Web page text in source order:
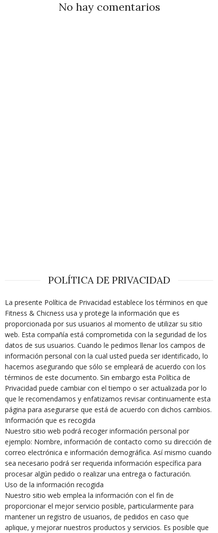
No hay comentarios
POLÍTICA DE PRIVACIDAD
La presente Política de Privacidad establece los términos en que
Fitness & Chicness usa y protege la información que es
proporcionada por sus usuarios al momento de utilizar su sitio
web. Esta compañía está comprometida con la seguridad de los
datos de sus usuarios. Cuando le pedimos llenar los campos de
información personal con la cual usted pueda ser identificado, lo
hacemos asegurando que sólo se empleará de acuerdo con los
términos de este documento. Sin embargo esta Política de
Privacidad puede cambiar con el tiempo o ser actualizada por lo
que le recomendamos y enfatizamos revisar continuamente esta
página para asegurarse que está de acuerdo con dichos cambios.
Información que es recogida
Nuestro sitio web podrá recoger información personal por
ejemplo: Nombre, información de contacto como su dirección de
correo electrónica e información demográfica. Así mismo cuando
sea necesario podrá ser requerida información específica para
procesar algún pedido o realizar una entrega o facturación.
Uso de la información recogida
Nuestro sitio web emplea la información con el fin de
proporcionar el mejor servicio posible, particularmente para
mantener un registro de usuarios, de pedidos en caso que
aplique, y mejorar nuestros productos y servicios. Es posible que